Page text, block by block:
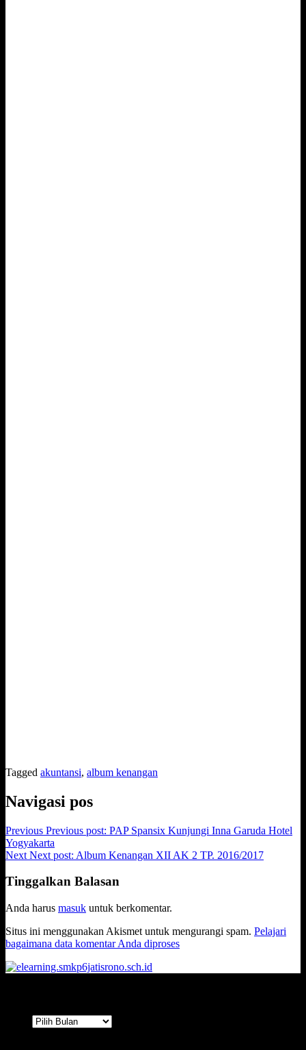
Tagged akuntansi, album kenangan
Navigasi pos
Previous Previous post: PAP Spansix Kunjungi Inna Garuda Hotel
Yogyakarta
Next Next post: Album Kenangan XII AK 2 TP. 2016/2017
Tinggalkan Balasan
Anda harus masuk untuk berkomentar.
Situs ini menggunakan Akismet untuk mengurangi spam. Pelajari
bagaimana data komentar Anda diproses